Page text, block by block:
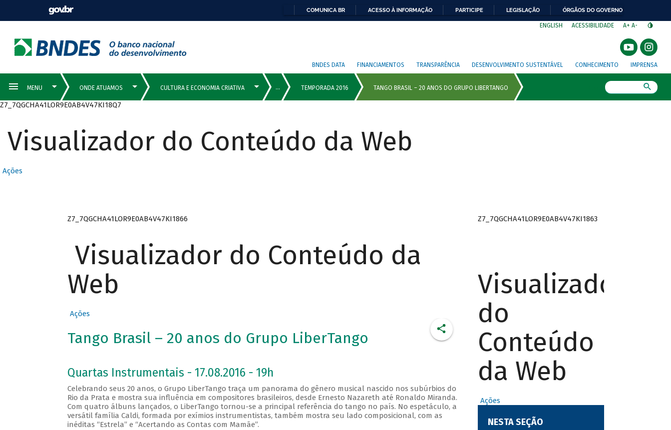
COMUNICA BR ACESSO À INFORMAÇÃO PARTICIPE LEGISLAÇÃO ÓRGÃOS DO GOVERNO
ENGLISH ACESSIBILIDADE A+ A-
BNDES DATA FINANCIAMENTOS TRANSPARÊNCIA DESENVOLVIMENTO SUSTENTÁVEL CONHECIMENTO IMPRENSA
Z7_7QGCHA41LOR9E0AB4V47KI18Q7
Visualizador do Conteúdo da Web
Ações
Z7_7QGCHA41LOR9E0AB4V47KI1866
Visualizador do Conteúdo da
Web
Ações
Tango Brasil – 20 anos do Grupo LiberTango
Quartas Instrumentais - 17.08.2016 - 19h
Celebrando seus 20 anos, o Grupo LiberTango traça um panorama do gênero musical nascido nos subúrbios do
Rio da Prata e mostra sua influência em compositores brasileiros, desde Ernesto Nazareth até Ronaldo Miranda.
Com quatro álbuns lançados, o LiberTango tornou-se a principal referência do tango no país. No espetáculo, a
versátil família Caldi, formada por exímios instrumentistas, também mostra seu lado composicional, com as
inéditas “Estrela” e “Acertando as Contas com Mamãe”.
Z7_7QGCHA41LOR9E0AB4V47KI1863
Visualizador
do
Conteúdo
da Web
Ações
NESTA SEÇÃO